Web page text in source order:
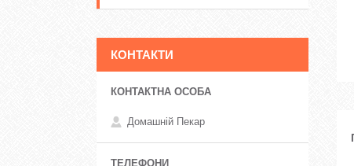
КОНТАКТИ
Домашній Пекар